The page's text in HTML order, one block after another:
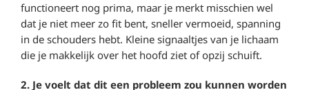
functioneert nog prima, maar je merkt misschien wel
dat je niet meer zo fit bent, sneller vermoeid, spanning
in de schouders hebt. Kleine signaaltjes van je lichaam
die je makkelijk over het hoofd ziet of opzij schuift.
2. Je voelt dat dit een probleem zou kunnen worden